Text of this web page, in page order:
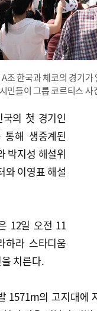
조 한국과 체코의 경기
민들이 그룹 코르티스
의 첫 경기인
통해 생중계된
박지성 해설위
와 이영표 해설
12일 오전 11
하라 스타디움
치른다.
1571m의 고지대에